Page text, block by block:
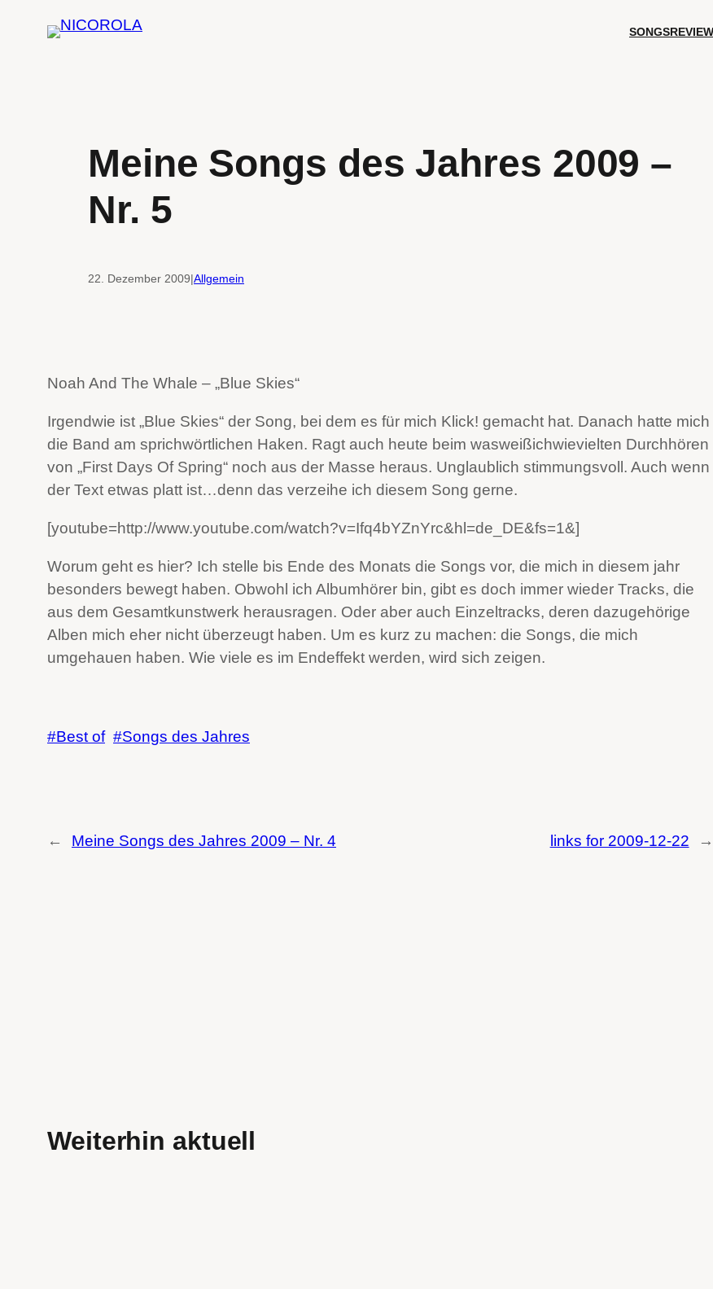
SONGS
Meine Songs des Jahres 2009 –
Nr. 5
22. Dezember 2009|Allgemein
Noah And The Whale – „Blue Skies“
Irgendwie ist „Blue Skies“ der Song, bei dem es für mich Klick! gemacht hat. Danach hatte mich
die Band am sprichwörtlichen Haken. Ragt auch heute beim wasweißichwievielten Durchhören
von „First Days Of Spring“ noch aus der Masse heraus. Unglaublich stimmungsvoll. Auch wenn
der Text etwas platt ist…denn das verzeihe ich diesem Song gerne.
[youtube=http://www.youtube.com/watch?v=Ifq4bYZnYrc&hl=de_DE&fs=1&]
Worum geht es hier? Ich stelle bis Ende des Monats die Songs vor, die mich in diesem jahr
besonders bewegt haben. Obwohl ich Albumhörer bin, gibt es doch immer wieder Tracks, die
aus dem Gesamtkunstwerk herausragen. Oder aber auch Einzeltracks, deren dazugehörige
Alben mich eher nicht überzeugt haben. Um es kurz zu machen: die Songs, die mich
umgehauen haben. Wie viele es im Endeffekt werden, wird sich zeigen.
Best of Songs des Jahres
← Meine Songs des Jahres 2009 – Nr. 4 links for 2009-12-22 →
Weiterhin aktuell